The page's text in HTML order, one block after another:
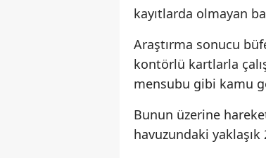
kayıtlarda olmayan
Araştırma sonucu
kontörlü kartlarla
mensubu gibi kamu
Bunun üzerine
havuzundaki